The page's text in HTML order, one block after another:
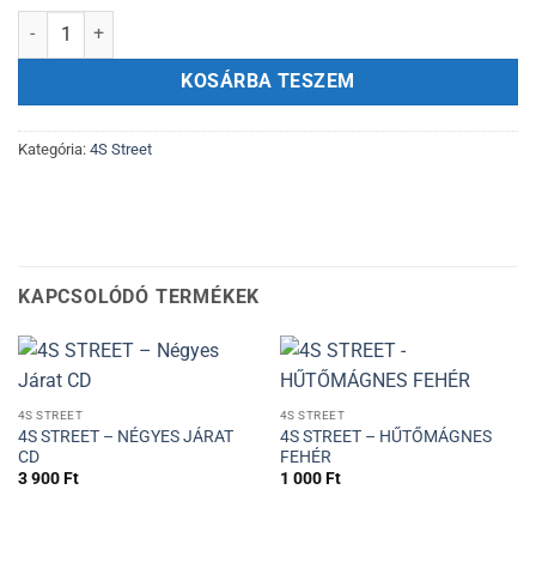
4S STREET – JEGYEKET BÉRLETEKET HŰTŐMÁGNES mennyiség
KOSÁRBA TESZEM
Kategória: 4S Street
KAPCSOLÓDÓ TERMÉKEK
4S STREET
4S STREET – NÉGYES JÁRAT
CD
3 900Ft
4S STREET
4S STREET – HŰTŐMÁGNES
FEHÉR
1 000Ft